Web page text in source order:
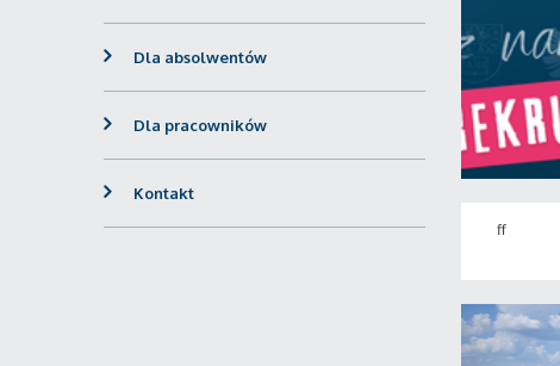
ff
Dla absolwentów
Dla pracowników
Kontakt